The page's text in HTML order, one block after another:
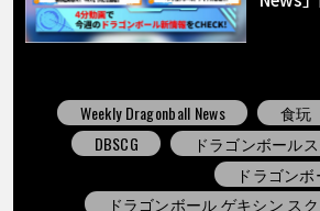
Weekly Dragonball News 食玩
DBSCG
ドラゴンボール
ドラゴン
ドラゴンボール ゲキシン ス